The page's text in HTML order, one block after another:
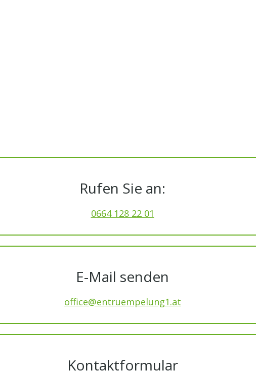
Rufen Sie an:
0664 128 22 01
E-Mail senden
office@entruempelung1.at
Kontaktformular